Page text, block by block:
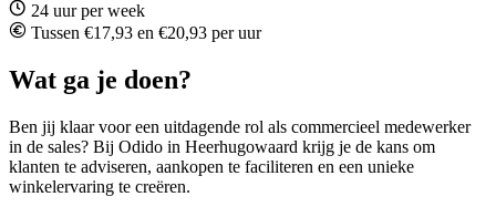
24 uur per week
Tussen €17,93 en €20,93 per uur
Wat ga je doen?
Ben jij klaar voor een uitdagende rol als commercieel medewerker
in de sales? Bij Odido in Heerhugowaard krijg je de kans om
klanten te adviseren, aankopen te faciliteren en een unieke
winkelervaring te creëren.